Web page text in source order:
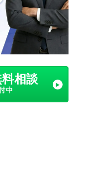
相談
中